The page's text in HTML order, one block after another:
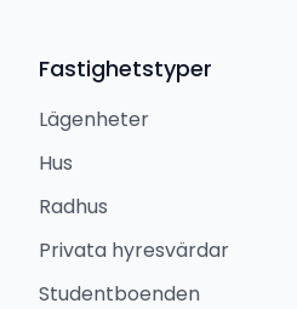
Fastighetstyper
Lägenheter
Hus
Radhus
Privata hyresvärdar
Studentboenden